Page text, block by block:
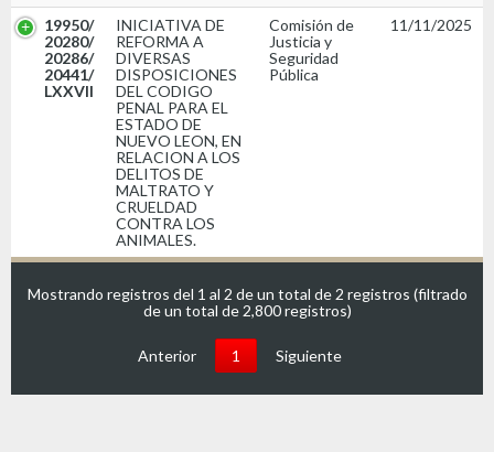
19950/
20280/
20286/
20441/
LXXVII
INICIATIVA DE
REFORMA A
DIVERSAS
DISPOSICIONES
DEL CODIGO
PENAL PARA EL
ESTADO DE
NUEVO LEON, EN
RELACION A LOS
DELITOS DE
MALTRATO Y
CRUELDAD
CONTRA LOS
ANIMALES.
Comisión de
Justicia y
Seguridad
Pública
11/11/2025
Mostrando registros del 1 al 2 de un total de 2 registros (filtrado
de un total de 2,800 registros)
Anterior 1 Siguiente